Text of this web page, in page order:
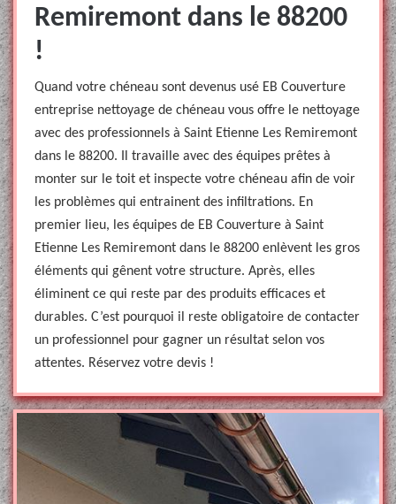
Remiremont dans le 88200
!
Quand votre chéneau sont devenus usé EB Couverture
entreprise nettoyage de chéneau vous offre le nettoyage
avec des professionnels à Saint Etienne Les Remiremont
dans le 88200. Il travaille avec des équipes prêtes à
monter sur le toit et inspecte votre chéneau afin de voir
les problèmes qui entrainent des infiltrations. En
premier lieu, les équipes de EB Couverture à Saint
Etienne Les Remiremont dans le 88200 enlèvent les gros
éléments qui gênent votre structure. Après, elles
éliminent ce qui reste par des produits efficaces et
durables. C’est pourquoi il reste obligatoire de contacter
un professionnel pour gagner un résultat selon vos
attentes. Réservez votre devis !